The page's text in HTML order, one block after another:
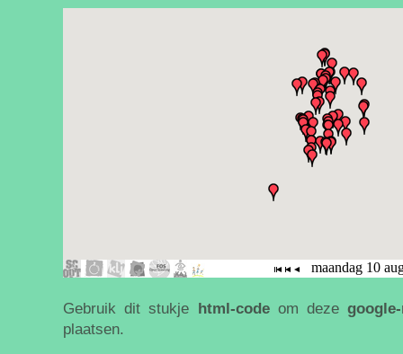
Gebruik dit stukje html-codeom deze
plaatsen.